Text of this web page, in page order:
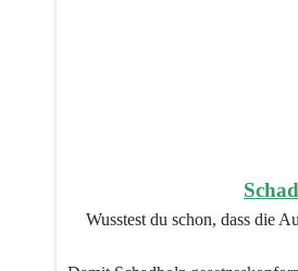
Wusstest du schon, dass die